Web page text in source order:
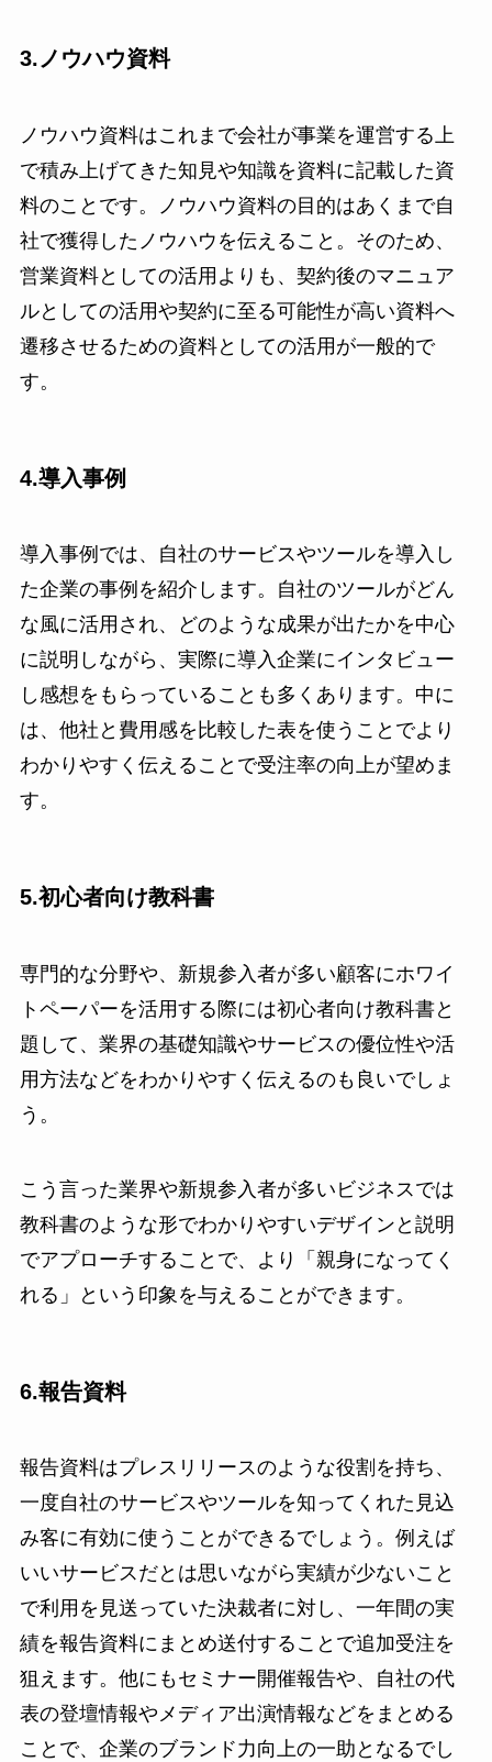
3.ノウハウ資料
ノウハウ資料はこれまで会社が事業を運営する上
で積み上げてきた知見や知識を資料に記載した資
料のことです。ノウハウ資料の目的はあくまで自
社で獲得したノウハウを伝えること。そのため、
営業資料としての活用よりも、契約後のマニュア
ルとしての活用や契約に至る可能性が高い資料へ
遷移させるための資料としての活用が一般的で
す。
4.導入事例
導入事例では、自社のサービスやツールを導入し
た企業の事例を紹介します。自社のツールがどん
な風に活用され、どのような成果が出たかを中心
に説明しながら、実際に導入企業にインタビュー
し感想をもらっていることも多くあります。中に
は、他社と費用感を比較した表を使うことでより
わかりやすく伝えることで受注率の向上が望めま
す。
5.初心者向け教科書
専門的な分野や、新規参入者が多い顧客にホワイ
トペーパーを活用する際には初心者向け教科書と
題して、業界の基礎知識やサービスの優位性や活
用方法などをわかりやすく伝えるのも良いでしょ
う。
こう言った業界や新規参入者が多いビジネスでは
教科書のような形でわかりやすいデザインと説明
でアプローチすることで、より「親身になってく
れる」という印象を与えることができます。
6.報告資料
報告資料はプレスリリースのような役割を持ち、
一度自社のサービスやツールを知ってくれた見込
み客に有効に使うことができるでしょう。例えば
いいサービスだとは思いながら実績が少ないこと
で利用を見送っていた決裁者に対し、一年間の実
績を報告資料にまとめ送付することで追加受注を
狙えます。他にもセミナー開催報告や、自社の代
表の登壇情報やメディア出演情報などをまとめる
ことで、企業のブランド力向上の一助となるでし